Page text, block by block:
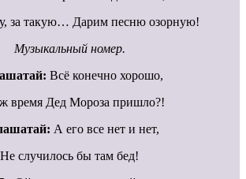
за такую… Дарим песню озорную!
Музыкальный номер.
Всё конечно хорошо,
время Дед Мороза пришло?!
А его все нет и нет,
Не случилось бы там бед!